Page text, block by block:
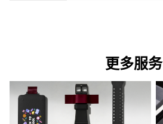
更多服务